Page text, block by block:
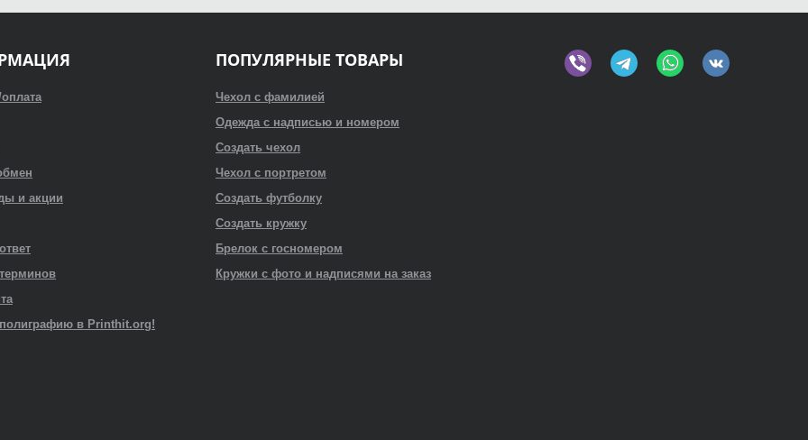
и акции
полиграфию в Printhit.org!
ПОПУЛЯРНЫЕ ТОВАРЫ
Чехол с фамилией
Одежда с надписью и номером
Создать чехол
Чехол с портретом
Создать футболку
Создать кружку
Брелок с госномером
Кружки с фото и надписями на заказ